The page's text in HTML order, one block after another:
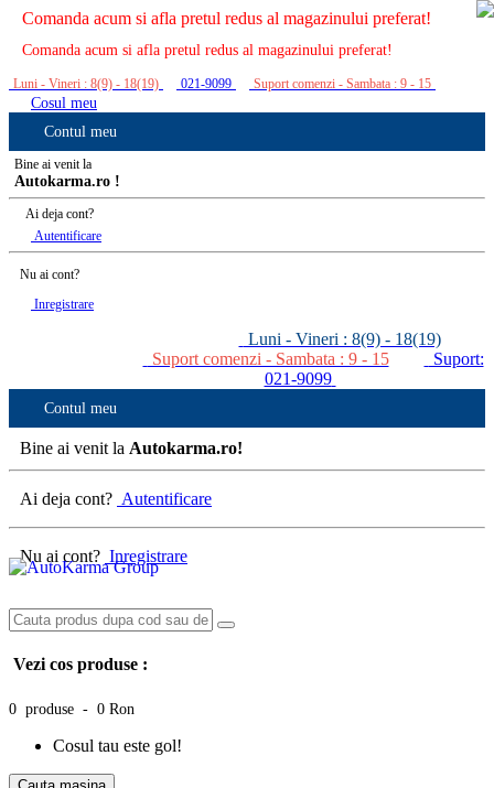
Comanda acum si afla pretul redus al magazinului preferat!
Comanda acum si afla pretul redus al magazinului preferat!
Luni - Vineri : 8(9) - 18(19) 021-9099 Suport comenzi - Sambata : 9 - 15
Cosul meu
Contul meu
Bine ai venit la
Autokarma.ro !
Ai deja cont?
Autentificare
Nu ai cont?
Inregistrare
Luni - Vineri : 8(9) - 18(19)
Suport comenzi - Sambata : 9 - 15
Suport:
021-9099
Contul meu
Bine ai venit la Autokarma.ro!
Ai deja cont? Autentificare
Nu ai cont? Inregistrare
Vezi cos produse :
0 produse - 0 Ron
Cosul tau este gol!